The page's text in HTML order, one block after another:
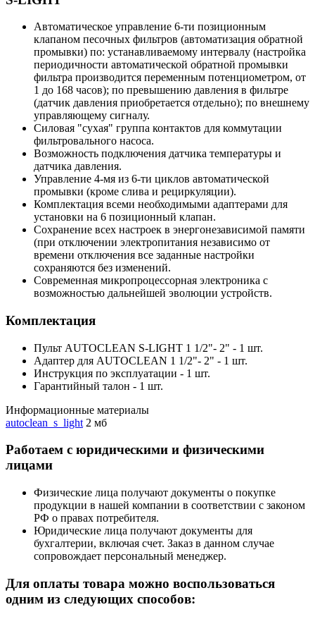
Автоматическое управление 6-ти позиционным
клапаном песочных фильтров (автоматизация обратной
промывки) по: устанавливаемому интервалу (настройка
периодичности автоматической обратной промывки
фильтра производится переменным потенциометром, от
1 до 168 часов); по превышению давления в фильтре
(датчик давления приобретается отдельно); по внешнему
управляющему сигналу.
Силовая "сухая" группа контактов для коммутации
фильтровального насоса.
Возможность подключения датчика температуры и
датчика давления.
Управление 4-мя из 6-ти циклов автоматической
промывки (кроме слива и рециркуляции).
Комплектация всеми необходимыми адаптерами для
установки на 6 позиционный клапан.
Сохранение всех настроек в энергонезависимой памяти
(при отключении электропитания независимо от
времени отключения все заданные настройки
сохраняются без изменений.
Современная микропроцессорная электроника с
возможностью дальнейшей эволюции устройств.
Комплектация
Пульт AUTOCLEAN S-LIGHT 1 1/2"- 2" - 1 шт.
Адаптер для AUTOCLEAN 1 1/2"- 2" - 1 шт.
Инструкция по эксплуатации - 1 шт.
Гарантийный талон - 1 шт.
Информационные материалы
autoclean_s_light 2 мб
Работаем с юридическими и физическими
лицами
Физические лица получают документы о покупке
продукции в нашей компании в соответствии с законом
РФ о правах потребителя.
Юридические лица получают документы для
бухгалтерии, включая счет. Заказ в данном случае
сопровождает персональный менеджер.
Для оплаты товара можно воспользоваться
одним из следующих способов: